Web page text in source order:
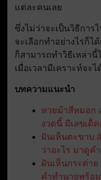
แต่ละคนเลย
ซึ่งไม่ว่าจะเป็นวิธีการ
จะเลือกทำอย่างไรก็ไ
ก็สามารถทำวิธีเหล่า
เมื่อเวลามีเคราะห์จะ
บทความแนะนำ
หวยม้าสีหมอก
งวดนี้ มีเลขเด็
ฝันเห็นตะขาบ
ว่าอะไร มาดูค
ฝันเห็นกระต่า
คำทำนายพร้อ